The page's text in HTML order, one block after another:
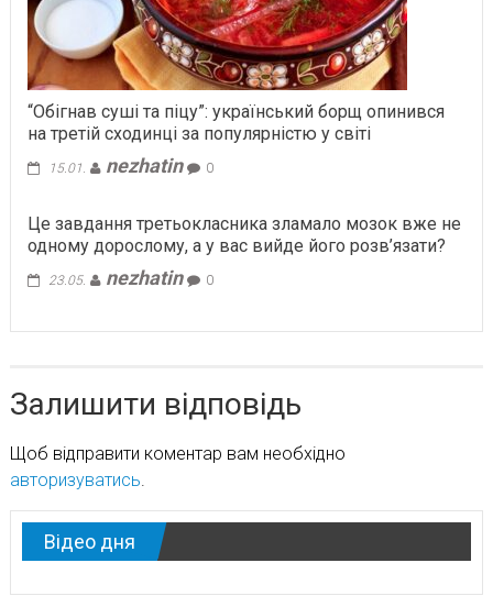
“Обігнав суші та піцу”: український борщ опинився
на третій сходинці за популярністю у світі
15.01. nezhatin 0
Це завдання третьокласника зламало мозок вже не
одному дорослому, а у вас вийде його розв’язати?
23.05. nezhatin 0
Залишити відповідь
Щоб відправити коментар вам необхідно
авторизуватись.
Відео дня